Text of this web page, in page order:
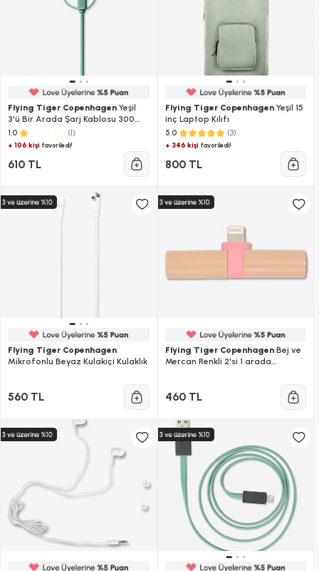
Flying Tiger Copenhagen Yeşil
3'ü Bir Arada Şarj Kablosu 300
cm
1.0 (1)
+ 106 kişi favoriledi!
610 TL
Flying Tiger CopenhagenYeşil 15
inç Laptop Kılıfı
5.0 (3)
+ 346 kişifavoriledi!
800 TL
Flying Tiger Copenhagen
Mikrofonlu Beyaz Kulakiçi Kulaklık
560 TL
Flying Tiger CopenhagenBej ve
Mercan Renkli 2'si 1 arada
460 TL